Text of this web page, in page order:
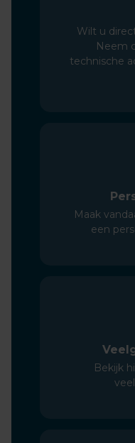
Wilt u
Neem
technische
Maak
een
Bekijk